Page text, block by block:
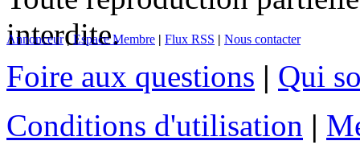
interdite.
Annonceur| Espace Membre | Flux RSS | Nous contacter
Foire aux questions | Qui
Conditions d'utilisation |